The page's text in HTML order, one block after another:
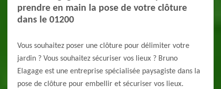
prendre en main la pose de votre clôture
dans le 01200
Vous souhaitez poser une clôture pour délimiter votre
jardin ? Vous souhaitez sécuriser vos lieux ? Bruno
Elagage est une entreprise spécialisée paysagiste dans la
pose de clôture pour embellir et sécuriser vos lieux.